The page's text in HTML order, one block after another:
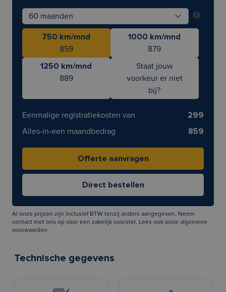
750 km/mnd
859
1000 km/mnd
879
1250 km/mnd
889
Staat jouw
voorkeur er niet
bij?
Eenmalige registratiekosten van
299
Alles-in-een maandbedrag
859
Al onze prijzen zijn inclusief BTW tenzij anders aangegeven. Neem
contact met ons op voor een zakelijk voorstel. Lees ook onze algemene
voorwaarden.
Technische gegevens